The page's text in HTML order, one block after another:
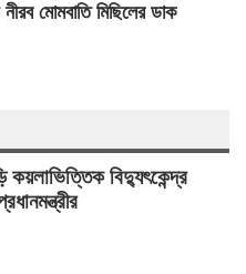
মোমবাতি মিছিলের ডাক
কয়লাভিত্তিক বিদ্যুৎকেন্দ্র